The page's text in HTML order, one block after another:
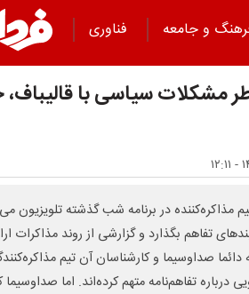
و جامعه
فناوری
مشکلات سیاسی با قالیباف،
مذاکره‌کننده در برنامه شب گذشته تلویزیون
تفاهم بگذارد و گزارشی از روند مذاکرات
صداوسیما و کارشناسان آن تیم
درباره تفاهم‌نامه متهم کرده‌اند. اما